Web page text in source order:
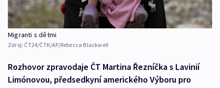
Migranti s dětmi
Zdroj: ČT24/ČTK/AP/Rebecca Blackwell
Rozhovor zpravodaje ČT Martina Řezníčka s Lavinií
Limónovou, předsedkyní amerického Výboru pro